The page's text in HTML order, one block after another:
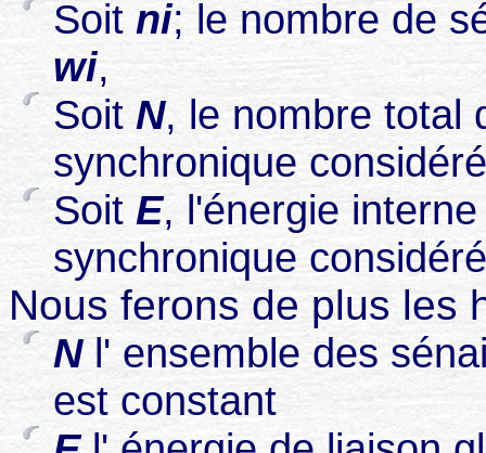
Soit ni; le nombre de
wi,
Soit N, le nombre total
synchronique
Soit E, l'énergie
synchronique
Nous ferons de plus les
Nl' ensemble des
est constant